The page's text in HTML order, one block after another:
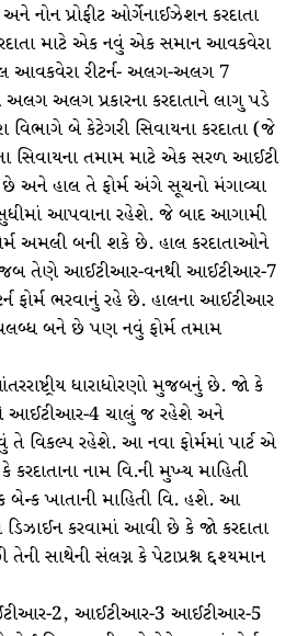
નોન પ્રોફીટ ઓર્ગેનાઈઝેશન કરદાતા
માટે એક નવું એક સમાન આવકવેરા
આવકવેરા રીટર્ન- અલગ-અલગ 7
અલગ પ્રકારના કરદાતાને લાગુ પડે
બે કેટેગરી સિવાયના કરદાતા (જે
તમામ માટે એક સરળ આઈટી
છે અને હાલ તે ફોર્મ અંગે સૂચનો મંગાવ્યા
આપવાના રહેશે. જે બાદ આગામી
અમલી બની શકે છે. હાલ કરદાતાઓને
તેણે આઈટીઆર-વનથી આઈટીઆર-7
ફોર્મ ભરવાનું રહે છે. હાલના આઈટીઆર
બને છે પણ નવું ફોર્મ તમામ
ધારાધોરણો મુજબનું છે. જો કે
આઈટીઆર-4 ચાલું જ રહેશે અને
તે વિકલ્પ રહેશે. આ નવા ફોર્મમાં પાર્ટ એ
નામ વિ.ની મુખ્ય માહિતી
ખાતાની માહિતી વિ. હશે. આ
ડિઝાઈન કરવામાં આવી છે કે જો કરદાતા
સાથેની સંલગ્ન કે પેટાપ્રશ્ન દ્દશ્યમાન
2, આઈટીઆર-3 આઈટીઆર-5